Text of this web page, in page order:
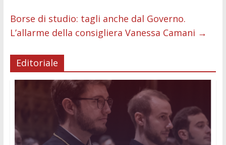
k p er
Borse di studio: tagli anche dal Governo.
L’allarme della consigliera Vanessa Camani →
Editoriale